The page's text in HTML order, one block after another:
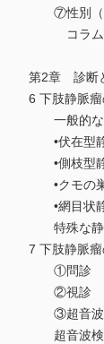
⑦性別（女
コラム 思
第2章 診断
6 下肢静脈
一般的な
•伏在型
•側枝型
•クモの
•網目状
特殊な静
7 下肢静脈
①問診
②視診
③超音波
超音波検